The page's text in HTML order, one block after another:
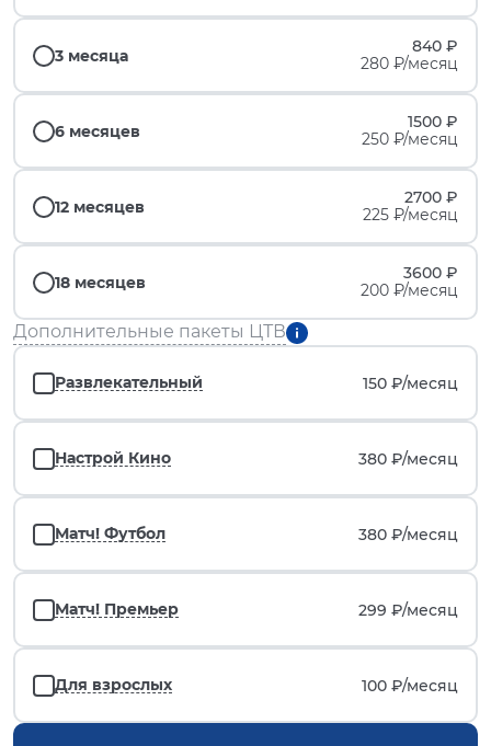
3 месяца
840 ₽
280 ₽/месяц
6 месяцев
1500 ₽
250 ₽/месяц
12 месяцев
2700 ₽
225 ₽/месяц
18 месяцев
3600 ₽
200 ₽/месяц
Дополнительные пакеты ЦТВ
Развлекательный 150 ₽/месяц
Настрой Кино 380 ₽/месяц
Матч! Футбол 380 ₽/месяц
Матч! Премьер 299 ₽/месяц
Для взрослых 100 ₽/месяц